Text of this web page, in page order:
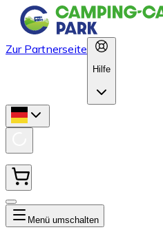
Zur Partnerseite
Hilfe
Menü umschalten